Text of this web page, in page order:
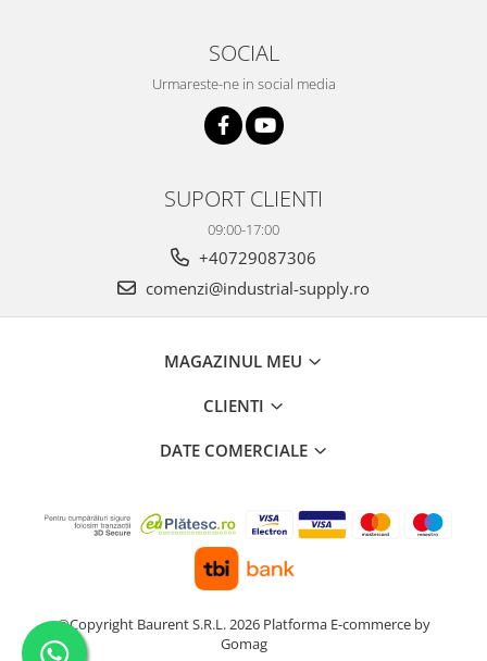
SOCIAL
Urmareste-ne in social media
SUPORT CLIENTI
09:00-17:00
+40729087306
comenzi@industrial-supply.ro
MAGAZINUL MEU
CLIENTI
DATE COMERCIALE
©Copyright Baurent S.R.L. 2026 Platforma E-commerce by
Gomag